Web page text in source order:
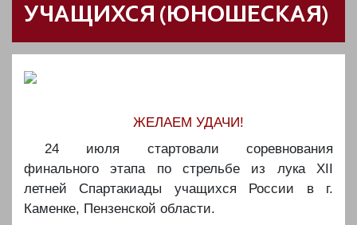
УЧАЩИХСЯ (ЮНОШЕСКАЯ)
ЖЕЛАЕМ УДАЧИ!
24 июля стартовали соревнования
финального этапа по стрельбе из лука ХII
летней Спартакиады учащихся России в г.
Каменке, Пензенской области.